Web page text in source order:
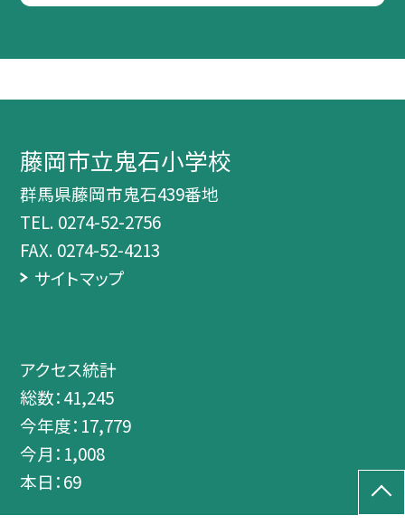
藤岡市立鬼石小学校
群馬県藤岡市鬼石439番地
TEL. 0274-52-2756
FAX. 0274-52-4213
サイトマップ
アクセス統計
総数：41,245
今年度： 17,779
今月： 1,008
本日：69